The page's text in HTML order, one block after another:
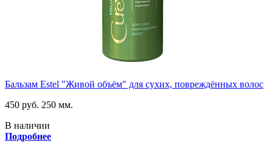
Бальзам Estel "Живой объём" для сухих, повреждённых волос
450 руб. 250 мм.
В наличии
Подробнее